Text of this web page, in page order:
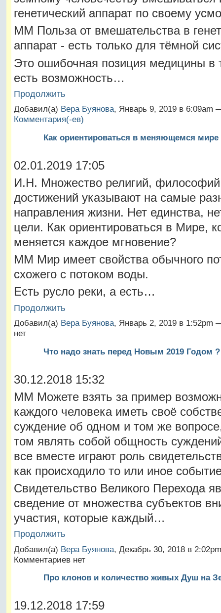
генетический аппарат по своему
ММ Польза от вмешательства в
аппарат - есть только для тёмной
Это ошибочная позиция медицины в
есть возможность…
Продолжить
Добавил(а) Вера Буянова, Январь 9, 2019 в 6:09am
Комментария(-ев)
Как ориентироваться в меняющемся мире
02.01.2019 17:05
И.Н. Множество религий,
достижений указывают на самые
направления жизни. Нет единства,
цели. Как ориентироваться в Мире,
меняется каждое мгновение?
ММ Мир имеет свойства обычного
схожего с потоком воды.
Есть русло реки, а есть…
Продолжить
Добавил(а) Вера Буянова, Январь 2, 2019 в 1:52pm
нет
Что надо знать перед Новым 2019 Годом ?
30.12.2018 15:32
ММ Можете взять за пример
каждого человека иметь своё
суждение об одном и том же
том являть собой общность
все вместе играют роль
как происходило то или иное
Свидетельство Великого Перехода
сведение от множества субъектов
участия, которые каждый…
Продолжить
Добавил(а) Вера Буянова, Декабрь 30, 2018 в
Комментариев нет
Про клонов и количество живых Душ на
19.12.2018 17:59